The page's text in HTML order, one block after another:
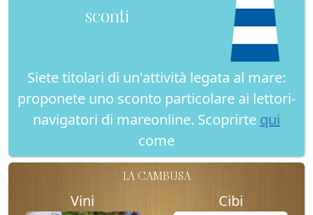
sconti
Siete titolari di un'attività legata al mare:
proponete uno sconto particolare ai lettori-
navigatori di mareonline. Scoprirte qui
come
LA CAMBUSA
Vini Cibi